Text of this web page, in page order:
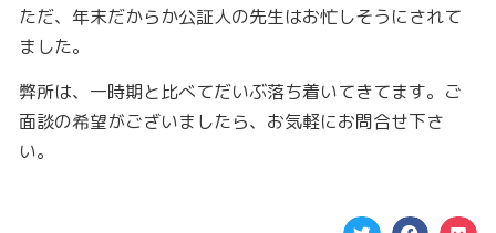
ただ、年末だからか公証人の先生はお忙しそうにされて
ました。
弊所は、一時期と比べてだいぶ落ち着いてきてます。ご
面談の希望がございましたら、お気軽にお問合せ下さ
い。